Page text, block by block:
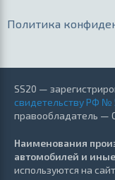
Политика
SS20 —
свидетельству РФ №
правообладатель —
Наименования
автомобилей и
используются на